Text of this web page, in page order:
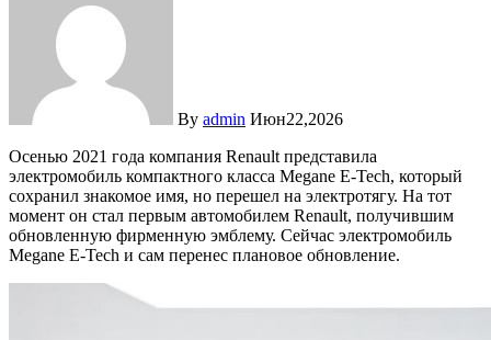
By admin Июн22,2026
Осенью 2021 года компания Renault представила
электромобиль компактного класса Megane E-Tech, который
сохранил знакомое имя, но перешел на электротягу. На тот
момент он стал первым автомобилем Renault, получившим
обновленную фирменную эмблему. Сейчас электромобиль
Megane E-Tech и сам перенес плановое обновление.